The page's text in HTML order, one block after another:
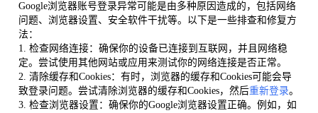
Google浏览器账号登录异常可能是由多种原因造成的，包括网络
问题、浏览器设置、安全软件干扰等。以下是一些排查和修复方
法：
1. 检查网络连接：确保你的设备已连接到互联网，并且网络稳
定。尝试使用其他网站或应用来测试你的网络连接是否正常。
2. 清除缓存和Cookies：有时，浏览器的缓存和Cookies可能会导
致登录问题。尝试清除浏览器的缓存和Cookies，然后重新登录。
3. 检查浏览器设置：确保你的Google浏览器设置正确。例如，如